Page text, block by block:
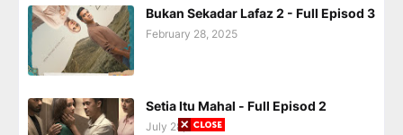
Bukan Sekadar Lafaz 2 - Full Episod 3
February 28, 2025
Setia Itu Mahal - Full Episod 2
July 28, 2025